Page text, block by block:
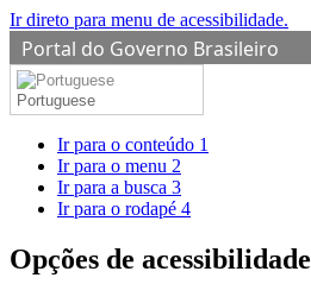
Ir direto para menu de acessibilidade.
Portal do Governo Brasileiro
Portuguese
Ir para o conteúdo 1
Ir para o menu 2
Ir para a busca 3
Ir para o rodapé 4
Opções de acessibilidade